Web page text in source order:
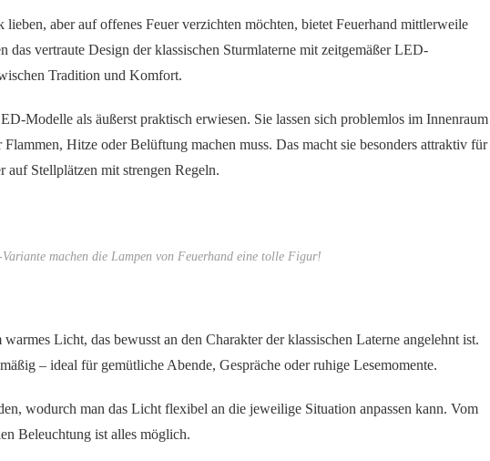
aber auf offenes Feuer verzichten möchten, bietet Feuerhand mittlerweile
das vertraute Design der klassischen Sturmlaterne mit zeitgemäßer LED-
Tradition und Komfort.
Modelle als äußerst praktisch erwiesen. Sie lassen sich problemlos im Innenraum
Hitze oder Belüftung machen muss. Das macht sie besonders attraktiv für
auf Stellplätzen mit strengen Regeln.
machen die Lampen von Feuerhand eine tolle Figur!
Licht, das bewusst an den Charakter der klassischen Laterne angelehnt ist.
– ideal für gemütliche Abende, Gespräche oder ruhige Lesemomente.
wodurch man das Licht flexibel an die jeweilige Situation anpassen kann. Vom
Beleuchtung ist alles möglich.